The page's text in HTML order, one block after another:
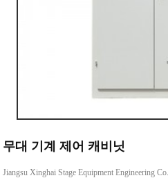
무대 기계 제어 캐비닛
Jiangsu Xinghai Stage Equipment Engineering